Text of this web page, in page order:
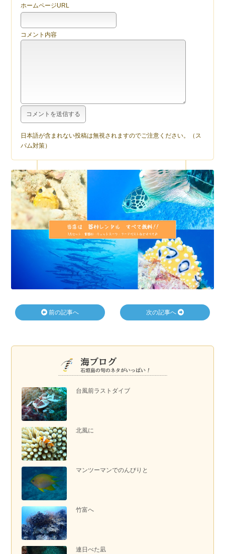
台風前ラストダイブ
北風に
マンツーマンでのんびりと
竹富へ
連日べた凪
ホームページURL
コメント内容
日本語が含まれない投稿は無視されますのでご注意ください。（ス
パム対策）
前の記事へ 次の記事へ